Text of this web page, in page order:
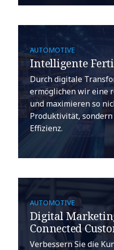
AUTOMOTIVE
Intelligente
Durch digitale
ermöglichen wir eine
und maximieren so
Produktivität,
Effizienz.
AUTOMOTIVE
Digital
Connected
Verbessern Sie die